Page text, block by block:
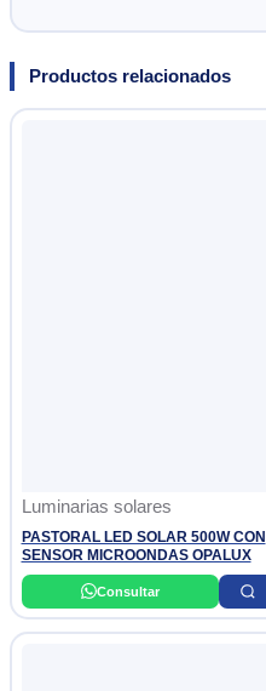
Productos relacionados
Luminarias solares
PASTORAL LED SOLAR 500W CON
SENSOR MICROONDAS OPALUX
Consultar